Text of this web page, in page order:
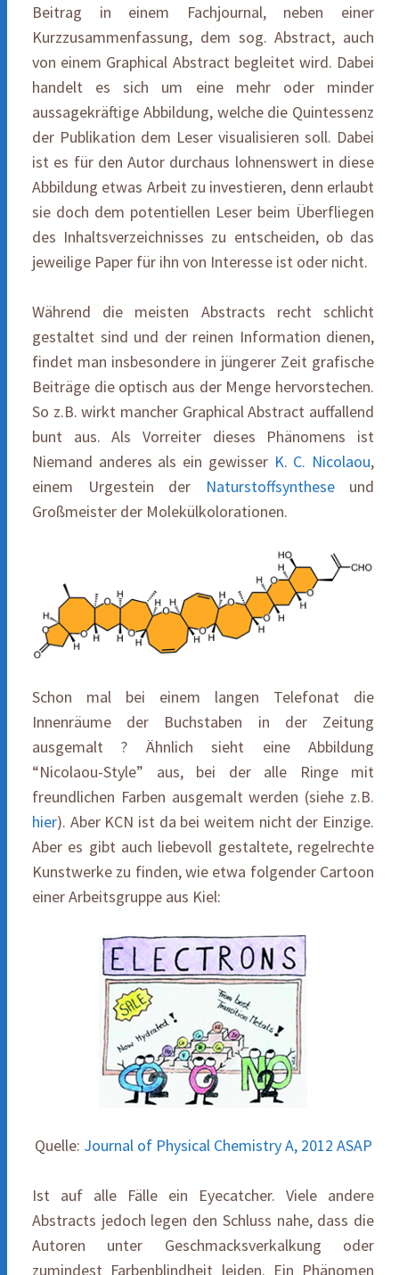
Beitrag in einem Fachjournal, neben einer
Kurzzusammenfassung, dem sog. Abstract, auch
von einem Graphical Abstract begleitet wird. Dabei
handelt es sich um eine mehr oder minder
aussagekräftige Abbildung, welche die Quintessenz
der Publikation dem Leser visualisieren soll. Dabei
ist es für den Autor durchaus lohnenswert in diese
Abbildung etwas Arbeit zu investieren, denn erlaubt
sie doch dem potentiellen Leser beim Überfliegen
des Inhaltsverzeichnisses zu entscheiden, ob das
jeweilige Paper für ihn von Interesse ist oder nicht.
Während die meisten Abstracts recht schlicht
gestaltet sind und der reinen Information dienen,
findet man insbesondere in jüngerer Zeit grafische
Beiträge die optisch aus der Menge hervorstechen.
So z.B. wirkt mancher Graphical Abstract auffallend
bunt aus. Als Vorreiter dieses Phänomens ist
Niemand anderes als ein gewisser K. C. Nicolaou,
einem Urgestein der
Naturstoffsyntheseund
Großmeister der Molekülkolorationen.
Schon mal bei einem langen Telefonat die
Innenräume der Buchstaben in der Zeitung
ausgemalt ? Ähnlich sieht eine Abbildung
“Nicolaou-Style” aus, bei der alle Ringe mit
freundlichen Farben ausgemalt werden (siehe z.B.
hier). Aber KCN ist da bei weitem nicht der Einzige.
Aber es gibt auch liebevoll gestaltete, regelrechte
Kunstwerke zu finden, wie etwa folgender Cartoon
einer Arbeitsgruppe aus Kiel:
Quelle: Journal of Physical Chemistry A, 2012 ASAP
Ist auf alle Fälle ein Eyecatcher. Viele andere
Abstracts jedoch legen den Schluss nahe, dass die
Autoren unter Geschmacksverkalkung oder
zumindest Farbenblindheit leiden. Ein Phänomen